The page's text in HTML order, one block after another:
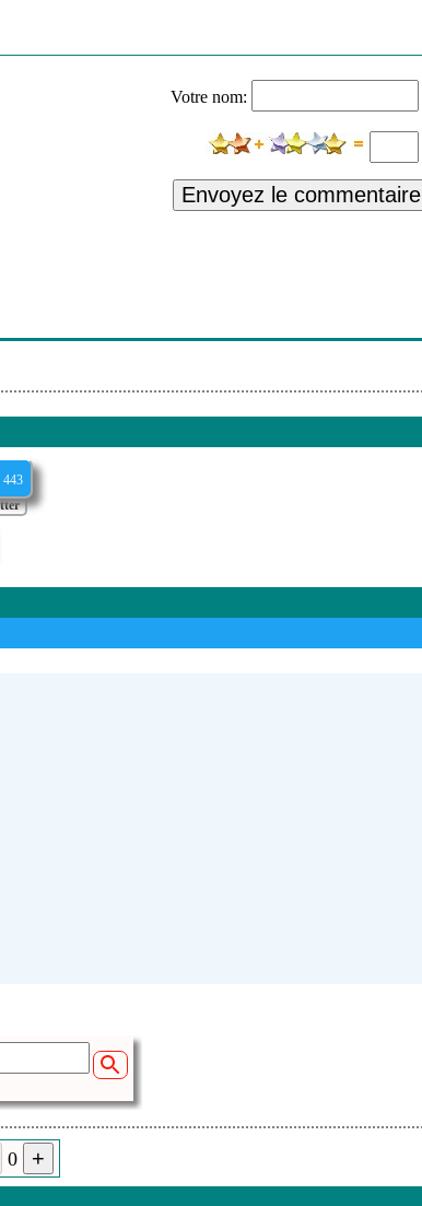
Votre nom:
Envoyez le commentaire
443
0